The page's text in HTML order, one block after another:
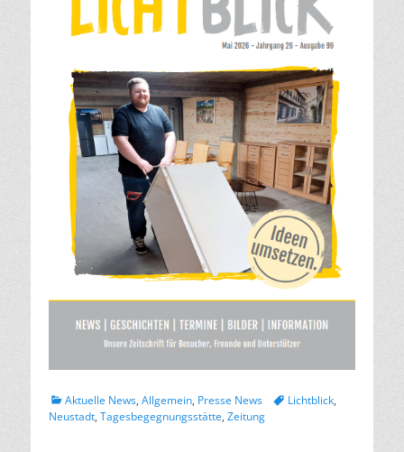
Kategorien
Aktuelle News, Allgemein, Presse News Schlagworte
Lichtblick,
Neustadt, Tagesbegegnungsstätte, Zeitung